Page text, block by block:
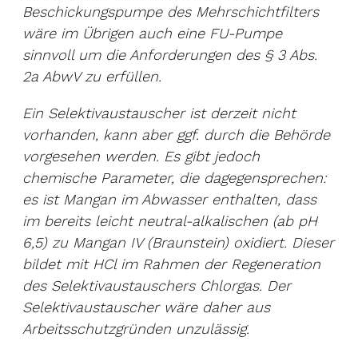
Beschickungspumpe des Mehrschichtfilters
wäre im Übrigen auch eine FU-Pumpe
sinnvoll um die Anforderungen des § 3 Abs.
2a AbwV zu erfüllen.
Ein Selektivaustauscher ist derzeit nicht
vorhanden, kann aber ggf. durch die Behörde
vorgesehen werden. Es gibt jedoch
chemische Parameter, die dagegensprechen:
es ist Mangan im Abwasser enthalten, dass
im bereits leicht neutral-alkalischen (ab pH
6,5) zu Mangan IV (Braunstein) oxidiert. Dieser
bildet mit HCl im Rahmen der Regeneration
des Selektivaustauschers Chlorgas. Der
Selektivaustauscher wäre daher aus
Arbeitsschutzgründen unzulässig.